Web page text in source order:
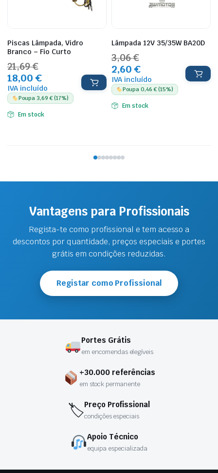
Piscas Lâmpada, Vidro
Branco – Fio Curto
21,69 €
18,00 €
IVA incluído
Poupa 3,69 € (17%)
Em stock
Lâmpada 12V 35/35W BA20D
3,06 €
2,60 €
IVA incluído
Poupa 0,46 € (15%)
Em stock
Vantagens para Profissionais
Regista-te como profissional e tem acesso a
descontos por quantidade, preços especiais e portes
grátis em condições reduzidas.
Registar como Profissional
Portes Grátis
em encomendas elegíveis
+30.000 referências
em stock permanente
🏷Preço Profissional
condições especiais
Apoio Técnico
equipa especializada